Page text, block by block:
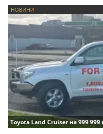
НОВИНИ
Toyota Land Cruiser на 999